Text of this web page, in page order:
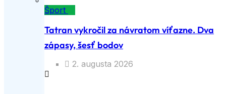
Šport
Tatran vykročil za návratom víťazne. Dva
zápasy, šesť bodov
2. augusta 2026